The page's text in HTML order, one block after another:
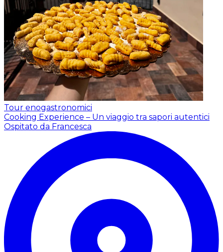
Tour enogastronomici
Cooking Experience – Un viaggio tra sapori autentici
Ospitato da Francesca